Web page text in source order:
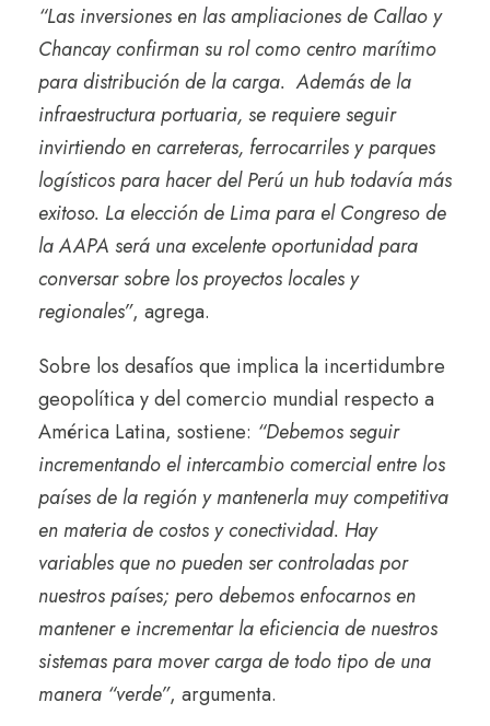
“Las inversiones en las ampliaciones de Callao y
Chancay confirman su rol como centro marítimo
para distribución de la carga. Además de la
infraestructura portuaria, se requiere seguir
invirtiendo en carreteras, ferrocarriles y parques
logísticos para hacer del Perú un hub todavía más
exitoso. La elección de Lima para el Congreso de
la AAPA será una excelente oportunidad para
conversar sobre los proyectos locales y
regionales”, agrega.
Sobre los desafíos que implica la incertidumbre
geopolítica y del comercio mundial respecto a
América Latina, sostiene: “Debemos seguir
incrementando el intercambio comercial entre los
países de la región y mantenerla muy competitiva
en materia de costos y conectividad. Hay
variables que no pueden ser controladas por
nuestros países; pero debemos enfocarnos en
mantener e incrementar la eficiencia de nuestros
sistemas para mover carga de todo tipo de una
manera “verde”, argumenta.